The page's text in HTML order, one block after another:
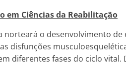
em Ciências da Reabilitação
norteará o desenvolvimento de
disfunções
diferentes fases do ciclo